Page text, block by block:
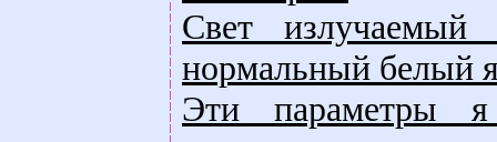
Свет
нормальный белый
Эти параметры